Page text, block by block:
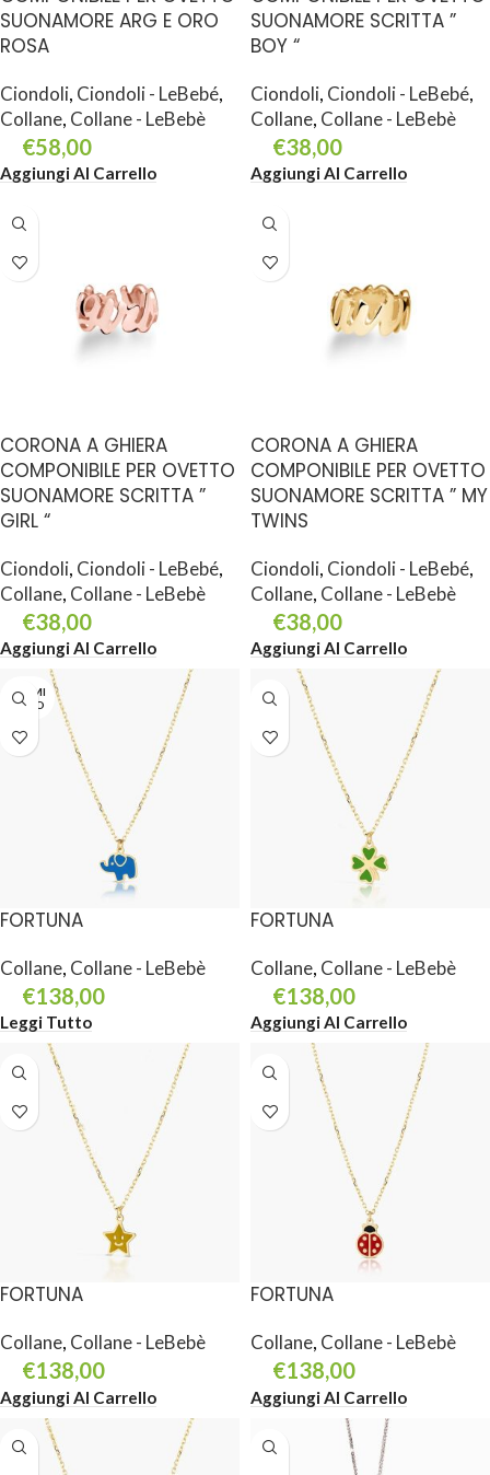
SUONAMORE ARG E ORO
ROSA
Ciondoli, Ciondoli - LeBebé,
Collane, Collane - LeBebè
€58,00
Aggiungi Al Carrello
SUONAMORE SCRITTA ”
BOY “
Ciondoli, Ciondoli - LeBebé,
Collane, Collane - LeBebè
€38,00
Aggiungi Al Carrello
CORONA A GHIERA
COMPONIBILE PER OVETTO
SUONAMORE SCRITTA ”
GIRL “
Ciondoli, Ciondoli - LeBebé,
Collane, Collane - LeBebè
€38,00
Aggiungi Al Carrello
CORONA A GHIERA
COMPONIBILE PER OVETTO
SUONAMORE SCRITTA ” MY
TWINS
Ciondoli, Ciondoli - LeBebé,
Collane, Collane - LeBebè
€38,00
Aggiungi Al Carrello
TERMI
NATO
FORTUNA
Collane, Collane - LeBebè
€138,00
Leggi Tutto
FORTUNA
Collane, Collane - LeBebè
€138,00
Aggiungi Al Carrello
FORTUNA
Collane, Collane - LeBebè
€138,00
Aggiungi Al Carrello
FORTUNA
Collane, Collane - LeBebè
€138,00
Aggiungi Al Carrello